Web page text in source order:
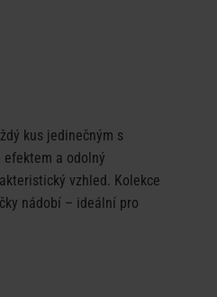
kus jedinečným s
efektem a odolný
vzhled. Kolekce
nádobí – ideální pro